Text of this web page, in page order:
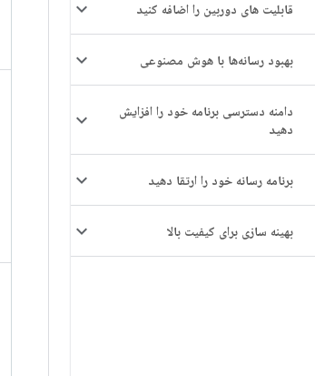
قابلیت های دوربین را اضافه کنید
بهبود رسانه‌ها با هوش مصنوعی
دامنه دسترسی برنامه خود را افزایش
دهید
برنامه رسانه خود را ارتقا دهید
بهینه سازی برای کیفیت بالا